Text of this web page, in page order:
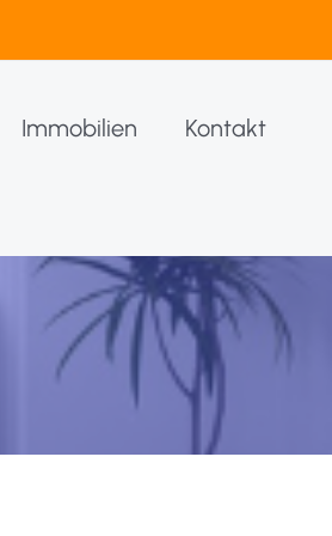
Immobilien Kontakt